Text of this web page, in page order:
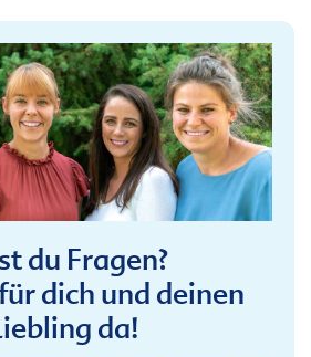
du Fragen?
dich und deinen
da!